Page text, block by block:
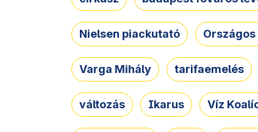
Nielsen piackutató
Varga Mihály tarifaemelés
változás Ikarus Víz